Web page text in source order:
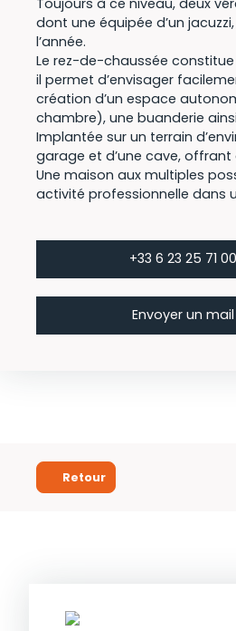
dont une équipée d’un
l’année.
Le rez-de-chaussée
il permet d’envisager
création d’un espace
chambre), une buanderie ainsi
Implantée sur un terrain
garage et d’une cave,
Une maison aux multiples
activité professionnelle dans
+33 6 23 25 71 00
Envoyer un mail
Retour